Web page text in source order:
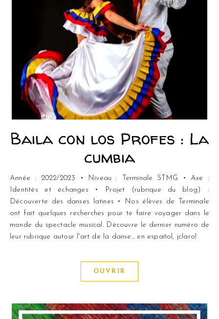
Baila con los Profes : La
cumbia
Année : 2022/2023 • Niveau : Terminale STMG • Axe :
Identités et échanges • Projet (rubrique du blog) :
Découverte des danses latines • Nos élèves de Terminale
ont fait quelques recherches pour te faire voyager dans le
monde du spectacle musical. Découvre le dernier numéro de
leur rubrique autour l'art de la danse... en español, ¡claro!
OUVRIR